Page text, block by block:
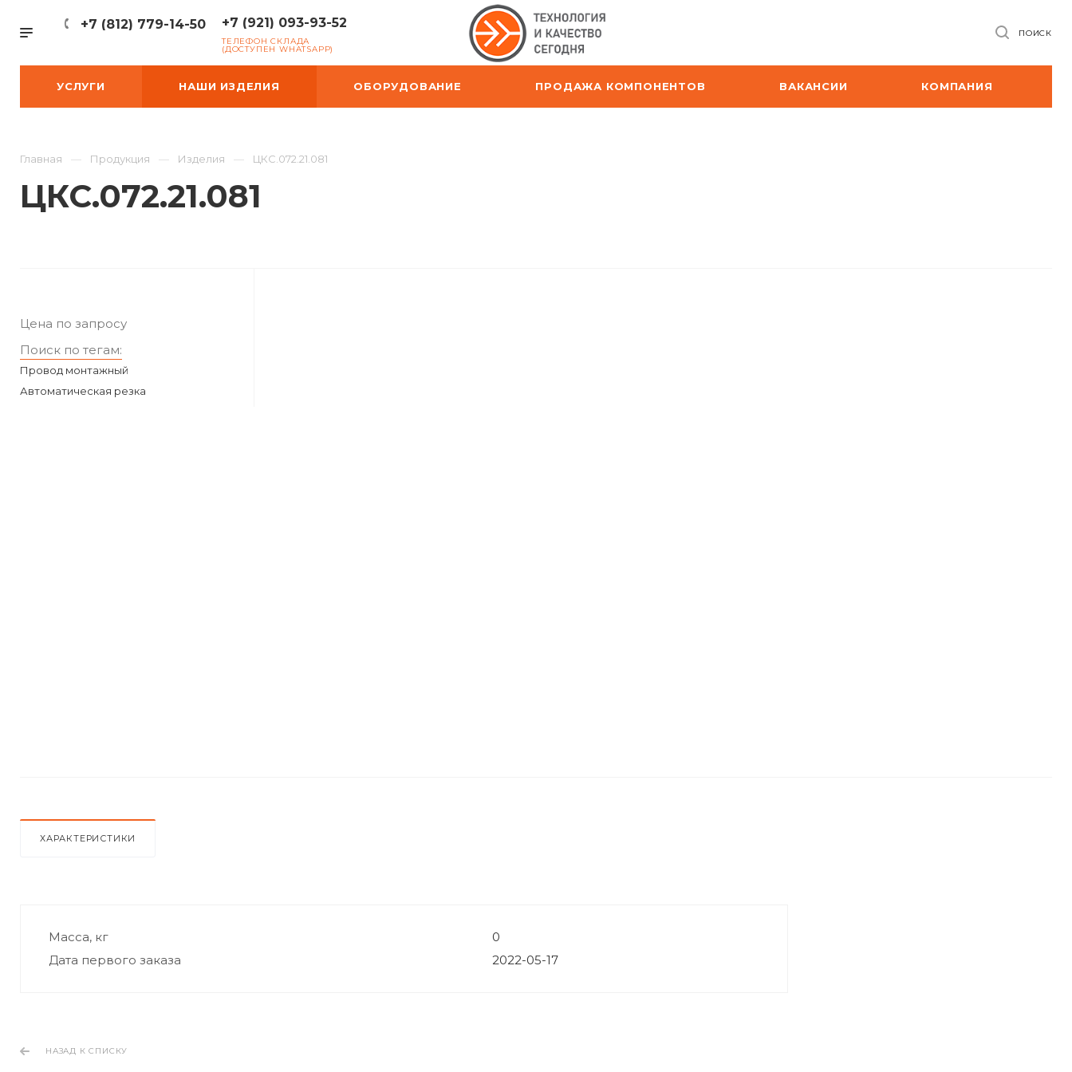
+7 (812) 779-14-50 +7 (921) 093-93-52
ТЕЛЕФОН СКЛАДА
(ДОСТУПЕН WHATSAPP)
ПОИСК
УСЛУГИ НАШИ ИЗДЕЛИЯ ОБОРУДОВАНИЕ ПРОДАЖА КОМПОНЕНТОВ ВАКАНСИИ КОМПАНИЯ
Главная Продукция Изделия ЦКС.072.21.081
ЦКС.072.21.081
Цена по запросу
Поиск по тегам:
Провод монтажный
Автоматическая резка
ХАРАКТЕРИСТИКИ
Масса, кг
0
Дата первого заказа
2022-05-17
НАЗАД К СПИСКУ